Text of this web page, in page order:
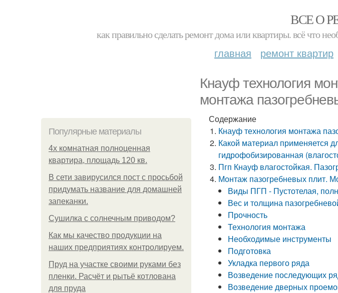
ВСЕ О
как правильно сделать ремонт дома или квартиры. всё что
главная ремонт квартир
Кнауф технология
монтажа
Популярные материалы
4x комнатная полноценная
квартира, площадь 120 кв.
В сети завирусился пост с просьбой
придумать название для домашней
запеканки.
Сушилка с солнечным приводом?
Как мы качество продукции на
наших предприятиях контролируем.
Пруд на участке своими руками без
пленки. Расчёт и рытьё котлована
для пруда
Содержание
Кнауф технология монтажа
Какой материал применяется
гидрофобизированная
Пгп Кнауф влагостойкая.
Монтаж пазогребневых плит.
Виды ПГП - Пустотелая,
Вес и толщина
Прочность
Технология монтажа
Необходимые инструменты
Подготовка
Укладка первого ряда
Возведение последующих
Возведение дверных